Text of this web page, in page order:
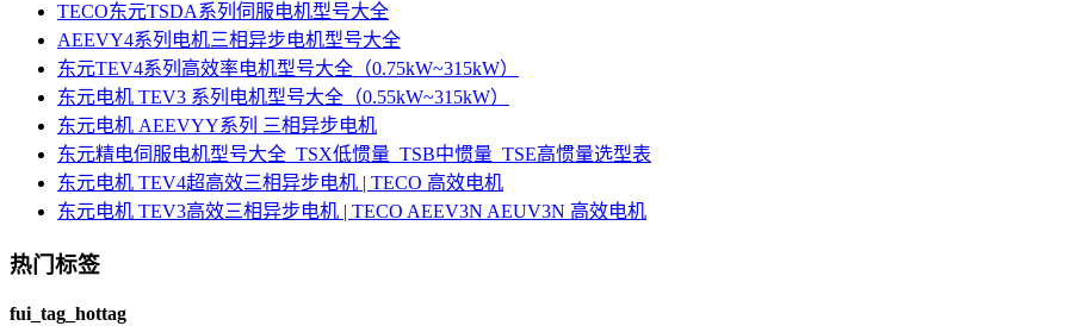
TECO东元TSDA系列伺服电机型号大全
AEEVY4系列电机三相异步电机型号大全
东元TEV4系列高效率电机型号大全（0.75kW~315kW）
东元电机 TEV3 系列电机型号大全（0.55kW~315kW）
东元电机 AEEVYY系列 三相异步电机
东元精电伺服电机型号大全_TSX低惯量_TSB中惯量_TSE高惯量选型表
东元电机 TEV4超高效三相异步电机 | TECO 高效电机
东元电机 TEV3高效三相异步电机 | TECO AEEV3N AEUV3N 高效电机
热门标签
fui_tag_hottag